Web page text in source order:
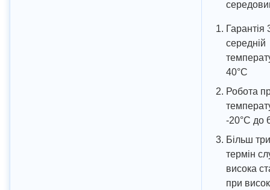
Гарантія
середній
40°C
Робота
-20°C до
Більш
термін
висока
при